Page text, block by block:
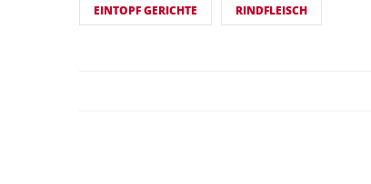
EINTOPF GERICHTE RINDFLEISCH